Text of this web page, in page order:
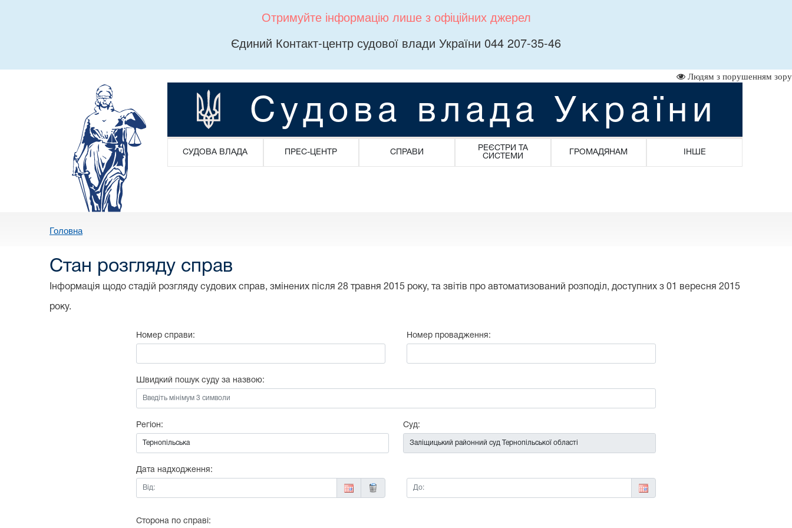
Отримуйте інформацію лише з офіційних джерел
Єдиний Контакт-центр судової влади України 044 207-35-46
Людям з порушенням зору
Судова влада України
СУДОВА ВЛАДА ПРЕС-ЦЕНТР СПРАВИ
РЕЄСТРИ ТА
СИСТЕМИ
ГРОМАДЯНАМ ІНШЕ
Головна
Стан розгляду справ
Інформація щодо стадій розгляду судових справ, змінених після 28 травня 2015 року, та звітів про автоматизований розподіл, доступних з 01 вересня 2015
року.
Номер справи: Номер провадження:
Швидкий пошук суду за назвою:
Регіон: Суд:
Дата надходження:
Від:
До:
Сторона по справі: